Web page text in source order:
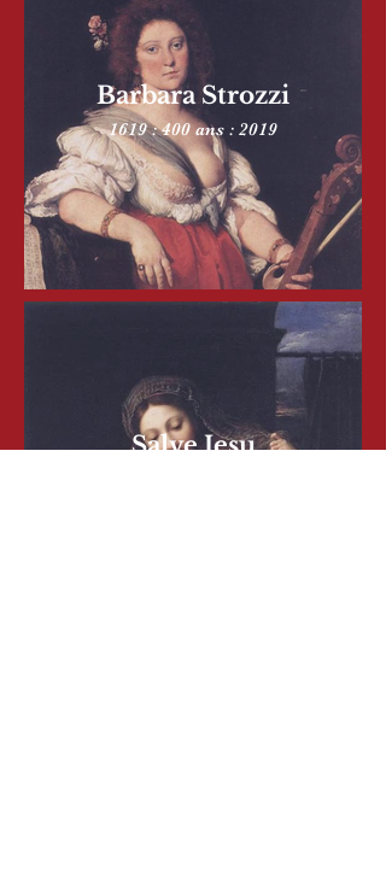
Barbara Strozzi
1619 : 400 ans : 2019
Salve Jesu